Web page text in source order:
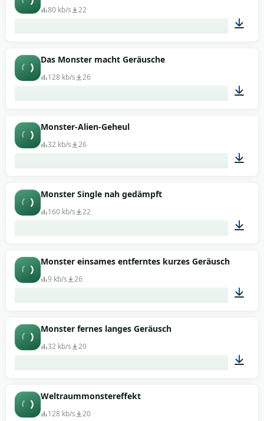
80 kb/s 22
Das Monster macht Geräusche
128 kb/s 26
Monster-Alien-Geheul
32 kb/s 26
Monster Single nah gedämpft
160 kb/s 22
00:07
Monster einsames entferntes kurzes Geräusch
9 kb/s 26
Monster fernes langes Geräusch
32 kb/s 20
Weltraummonstereffekt
128 kb/s 20